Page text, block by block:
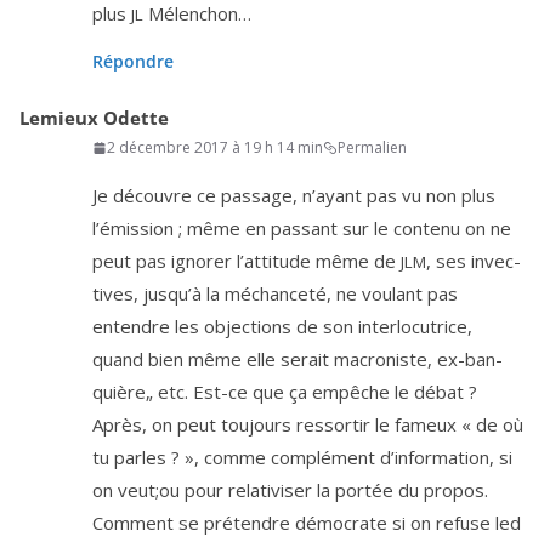
plus JL Mélenchon…
Répondre
Lemieux Odette
2 décembre 2017 à 19 h 14 min Permalien
Je découvre ce pas­sage, n’ayant pas vu non plus
l’é­mis­sion ; même en pas­sant sur le conte­nu on ne
peut pas igno­rer l’at­ti­tude même de JLM, ses invec­
tives, jus­qu’à la méchan­ce­té, ne vou­lant pas
entendre les objec­tions de son inter­lo­cu­trice,
quand bien même elle serait macro­niste, ex-ban­
quière„ etc. Est-ce que ça empêche le débat ?
Après, on peut tou­jours res­sor­tir le fameux « de où
tu parles ? », comme com­plé­ment d’in­for­ma­tion, si
on veut;ou pour rela­ti­vi­ser la por­tée du pro­pos.
Comment se pré­tendre démo­crate si on refuse led